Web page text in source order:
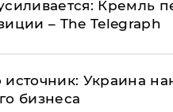
Кремль
– The Telegraph
Украина
бизнеса